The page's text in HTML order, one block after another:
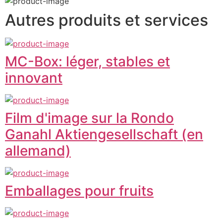
Autres produits et services
MC-Box: léger, stables et
innovant
Film d'image sur la Rondo
Ganahl Aktiengesellschaft (en
allemand)
Emballages pour fruits